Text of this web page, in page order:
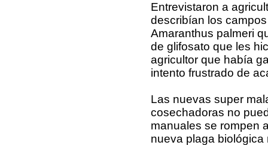
Entrevistaron a
describían los
Amaranthus palmeri
de glifosato que les
agricultor que había
intento frustrado de
Las nuevas super
cosechadoras no
manuales se rompen
nueva plaga